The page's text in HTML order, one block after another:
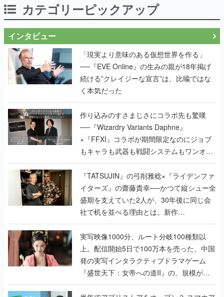
カテゴリーピックアップ
インタビュー
「現実より意味のある仮想世界を作る」
──『EVE Online』の生みの親が18年掲げ
続ける”クレイジーな宣言”は、比喩ではな
く本気だった
作り込みのすさまじさにコラボ先も驚嘆
──『Wizardry Variants Daphne』
×『FFXI』コラボが期間限定なのにジョブ
もキャラも武器も戦闘システムもワンオフ
で作り込まれた理由を両ディレクターに聞
く
『TATSUJIN』の弓削雅稔×『ライデンファ
イターズ』の齋藤貴幸──かつて縦シュー全
盛期を支えていた2人が、30年後に同じ会
社で机を並べる理由とは。新作
『TATSUJIN EXTREME』で初タッグを組
んだレジェンド2人に訊く開発秘話
実写映像1000分、ルート分岐100種類以
上。配信開始5日で100万本を売った、中国
発の実写インタラクティブドラマゲーム
『盛世天下：女帝への道II』の、規模が違
うこだわりをプロデューサーに聞いた